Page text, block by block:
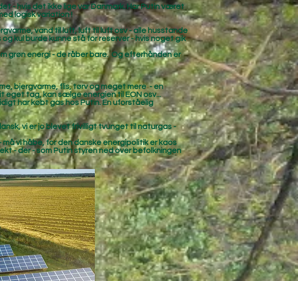
- hvis det ikke lige var Danmark. Har Putin været
logisk variation !
vand til luft, luft til luft osv - alle husstande
kul burde kunne stå for reserver - hvis noget gik
grøn energi - de råber bare. Og efterhånden er
bjergvarme, flis, tørv og meget mere - en
eget tag, kan sælge energien til EON osv...
har købt gas hos Putin. En uforståelig
vi er jo blevet frivilligt tvunget til naturgas -
vi håbe, for den danske energipolitik er kaos
- der - som Putin styren ned over befolkningen